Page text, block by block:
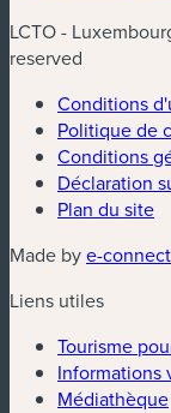
LCTO -
reserved
Conditions
Politique de
Conditions
Déclaration
Plan du site
Made bye-connect
Liens utiles
Tourisme
Informations
Médiathèque